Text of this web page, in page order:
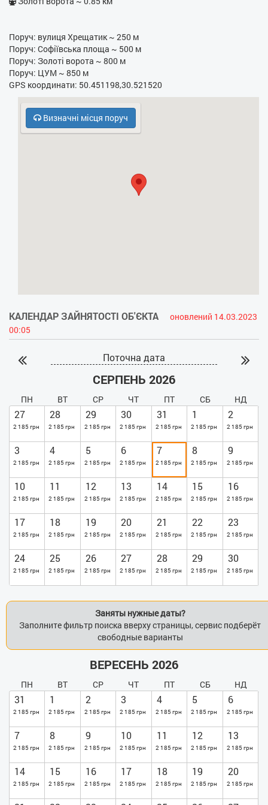
- Праска
- Електрочайник
- Кухонна плита
- НВЧ
- Духовка
Поруч: вулиця Хрещатик ~ 250 м
Поруч: Софіївська площа ~ 500 м
Поруч: Золоті ворота ~ 800 м
Поруч: ЦУМ ~ 850 м
GPS координати: 50.451198,30.521520
Визначні місця поруч
КАЛЕНДАР ЗАЙНЯТОСТІ ОБ'ЄКТА
оновлений 14.03.2023
00:05
Поточна дата
СЕРПЕНЬ 2026
ПН ВТ СР ЧТ ПТ СБ НД
27
2 185 грн
28
2 185 грн
29
2 185 грн
30
2 185 грн
31
2 185 грн
1
2 185 грн
2
2 185 грн
3
2 185 грн
4
2 185 грн
5
2 185 грн
6
2 185 грн
7
2 185 грн
8
2 185 грн
9
2 185 грн
10
2 185 грн
11
2 185 грн
12
2 185 грн
13
2 185 грн
14
2 185 грн
15
2 185 грн
16
2 185 грн
17
2 185 грн
18
2 185 грн
19
2 185 грн
20
2 185 грн
21
2 185 грн
22
2 185 грн
23
2 185 грн
24
2 185 грн
25
2 185 грн
26
2 185 грн
27
2 185 грн
28
2 185 грн
29
2 185 грн
30
2 185 грн
Заняты нужные даты?
Заполните фильтр поиска вверху страницы, сервис подберёт
свободные варианты
ВЕРЕСЕНЬ 2026
ПН ВТ СР ЧТ ПТ СБ НД
31
2 185 грн
1
2 185 грн
2
2 185 грн
3
2 185 грн
4
2 185 грн
5
2 185 грн
6
2 185 грн
7
2 185 грн
8
2 185 грн
9
2 185 грн
10
2 185 грн
11
2 185 грн
12
2 185 грн
13
2 185 грн
14
2 185 грн
15
2 185 грн
16
2 185 грн
17
2 185 грн
18
2 185 грн
19
2 185 грн
20
2 185 грн